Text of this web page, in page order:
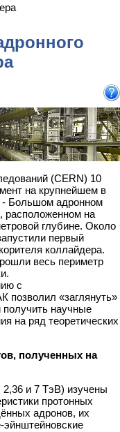
(CERN) 10
на крупнейшем в
- Большом адронном
расположенном на
глубине. Около
первый
коллайдера.
весь периметр
с
позволил «заглянуть»
получить научные
на ряд теоретических
полученных на
2,36 и 7 ТэВ) изучены
протонных
адронов, их
эйнштейновские